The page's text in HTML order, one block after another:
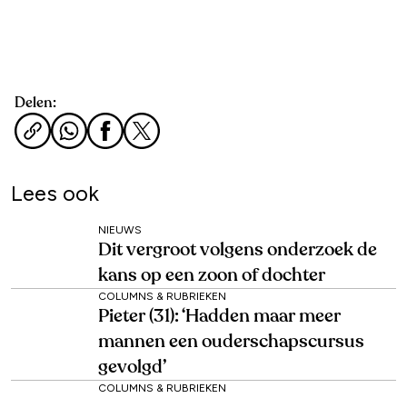
Delen:
Lees ook
NIEUWS
Dit vergroot volgens onderzoek de
kans op een zoon of dochter
COLUMNS & RUBRIEKEN
Pieter (31): ‘Hadden maar meer
mannen een ouderschapscursus
gevolgd’
COLUMNS & RUBRIEKEN